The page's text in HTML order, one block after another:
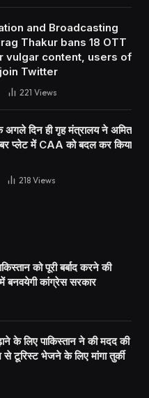
and Broadcasting
Thakur bans 18 OTT
vulgar content, users of
Twitter
221 Views
दिन ही गृह मंत्रालय ने अमित
प्लेट में CAA को बदल कर किया
218 Views
को पूरी बर्बाद करने की
में बनवयेगी कांग्रेस सरकार
के लिए पाकिस्तान ने की मदद की
भेजने के लिए मांगा तुर्की